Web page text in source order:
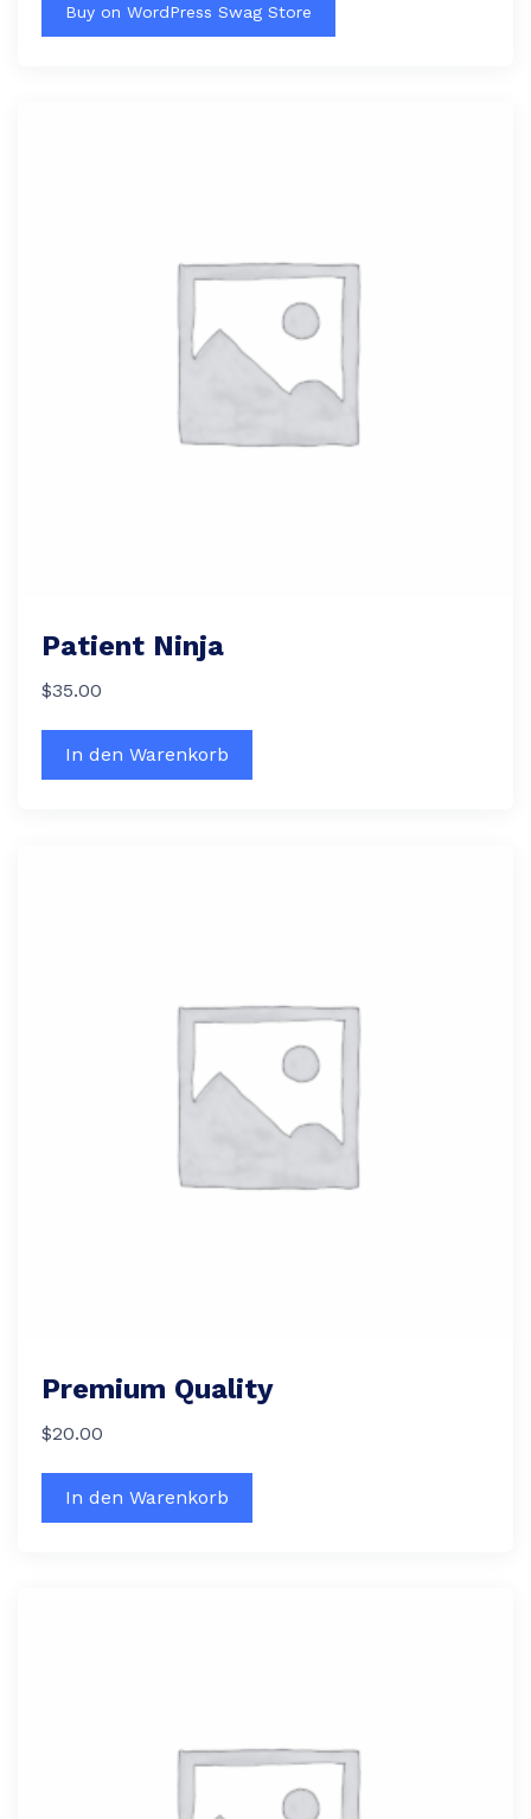
Buy on WordPress Swag Store
Patient Ninja
$35.00
In den Warenkorb
Premium Quality
$20.00
In den Warenkorb